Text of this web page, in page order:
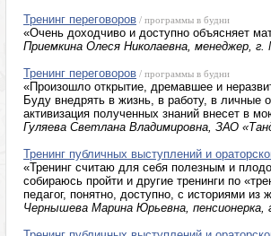
Тренинг переговоров / программы в будни
«Очень доходчиво и доступно объясняет
Приемкина Олеся Николаевна, менеджер, г.
Тренинг переговоров / программы в будни
«Произошло открытие, дремавшее и
Буду внедрять в жизнь, в работу, в личные
активизация полученных знаний внесет в
Гуляева Светлана Владимировна, ЗАО
Тренинг публичных выступлений и
«Тренинг считаю для себя полезным и
собираюсь пройти и другие тренинги по
педагог, понятно, доступно, с историями
Чернышева Марина Юрьевна, пенсионерка,